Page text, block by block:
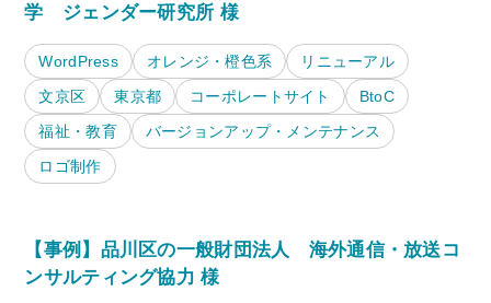
学 ジェンダー研究所 様
WordPress オレンジ・橙色系
リニューアル
文京区
東京都 コーポレートサイト
BtoC
福祉・教育
バージョンアップ・メンテナンス
ロゴ制作
【事例】品川区の一般財団法人 海外通信・放送コ
ンサルティング協力 様